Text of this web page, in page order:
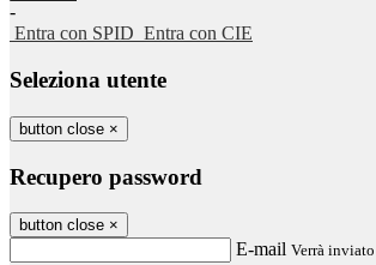
-
Entra con SPID Entra con CIE
Seleziona utente
button close ×
Recupero password
button close ×
E-mail Verrà